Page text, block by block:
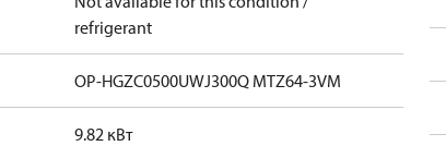
refrigerant
OP-HGZC0500UWJ300Q MTZ64-3VM
9.82 кВт